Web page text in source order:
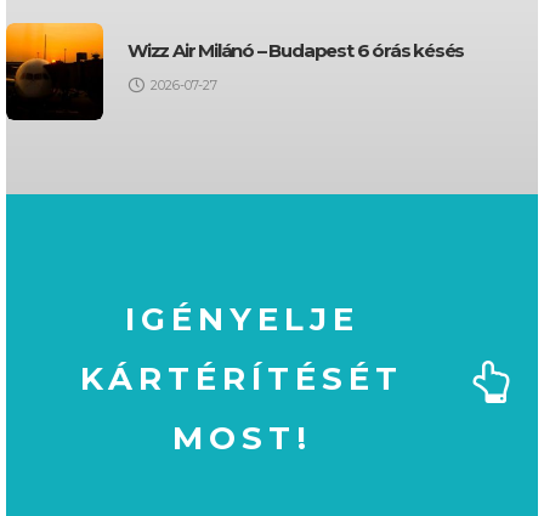
Wizz Air Milánó – Budapest 6 órás késés
2026-07-27
IGÉNYELJE
KÁRTÉRÍTÉSÉT
MOST!